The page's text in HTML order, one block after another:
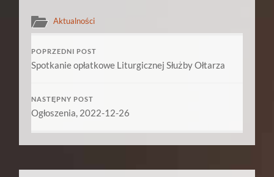
Aktualności
POPRZEDNI POST
Spotkanie opłatkowe Liturgicznej Służby Ołtarza
NASTĘPNY POST
Ogłoszenia, 2022-12-26